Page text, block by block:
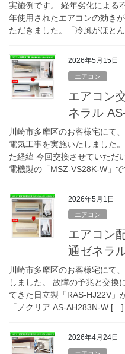
実施例です。 経年劣化による
年使用されたエアコンの効き
ただきました。「冷風がほと
2026年5月15日
エアコン
エアコン
ネラル
川崎市多摩区のお客様宅にて
電気工事を実施いたしました
た経緯 今回交換させていただ
電機製の「MSZ-VS28K-W」
2026年5月1日
エアコン
エアコン
通ゼネラ
川崎市多摩区のお客様宅にて
しました。 故障の予兆と交換
てきた日立製「RAS-HJ22V」
「ノクリア AS-AH283N-W […]
2026年4月24日